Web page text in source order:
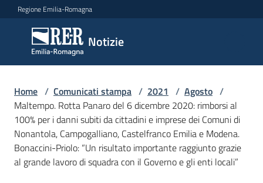
Vai al contenuto
Vai alla navigazione
Vai al footer
Regione Emilia-Romagna
Notizie
Notizie
Comunicati
stampa
Menu selezionato
Cerca
un
comunicato
Home / Comunicati stampa / 2021 / Agosto /
Maltempo. Rotta Panaro del 6 dicembre 2020: rimborsi al
100% per i danni subiti da cittadini e imprese dei Comuni di
Nonantola, Campogalliano, Castelfranco Emilia e Modena.
Bonaccini-Priolo: “Un risultato importante raggiunto grazie
al grande lavoro di squadra con il Governo e gli enti locali”